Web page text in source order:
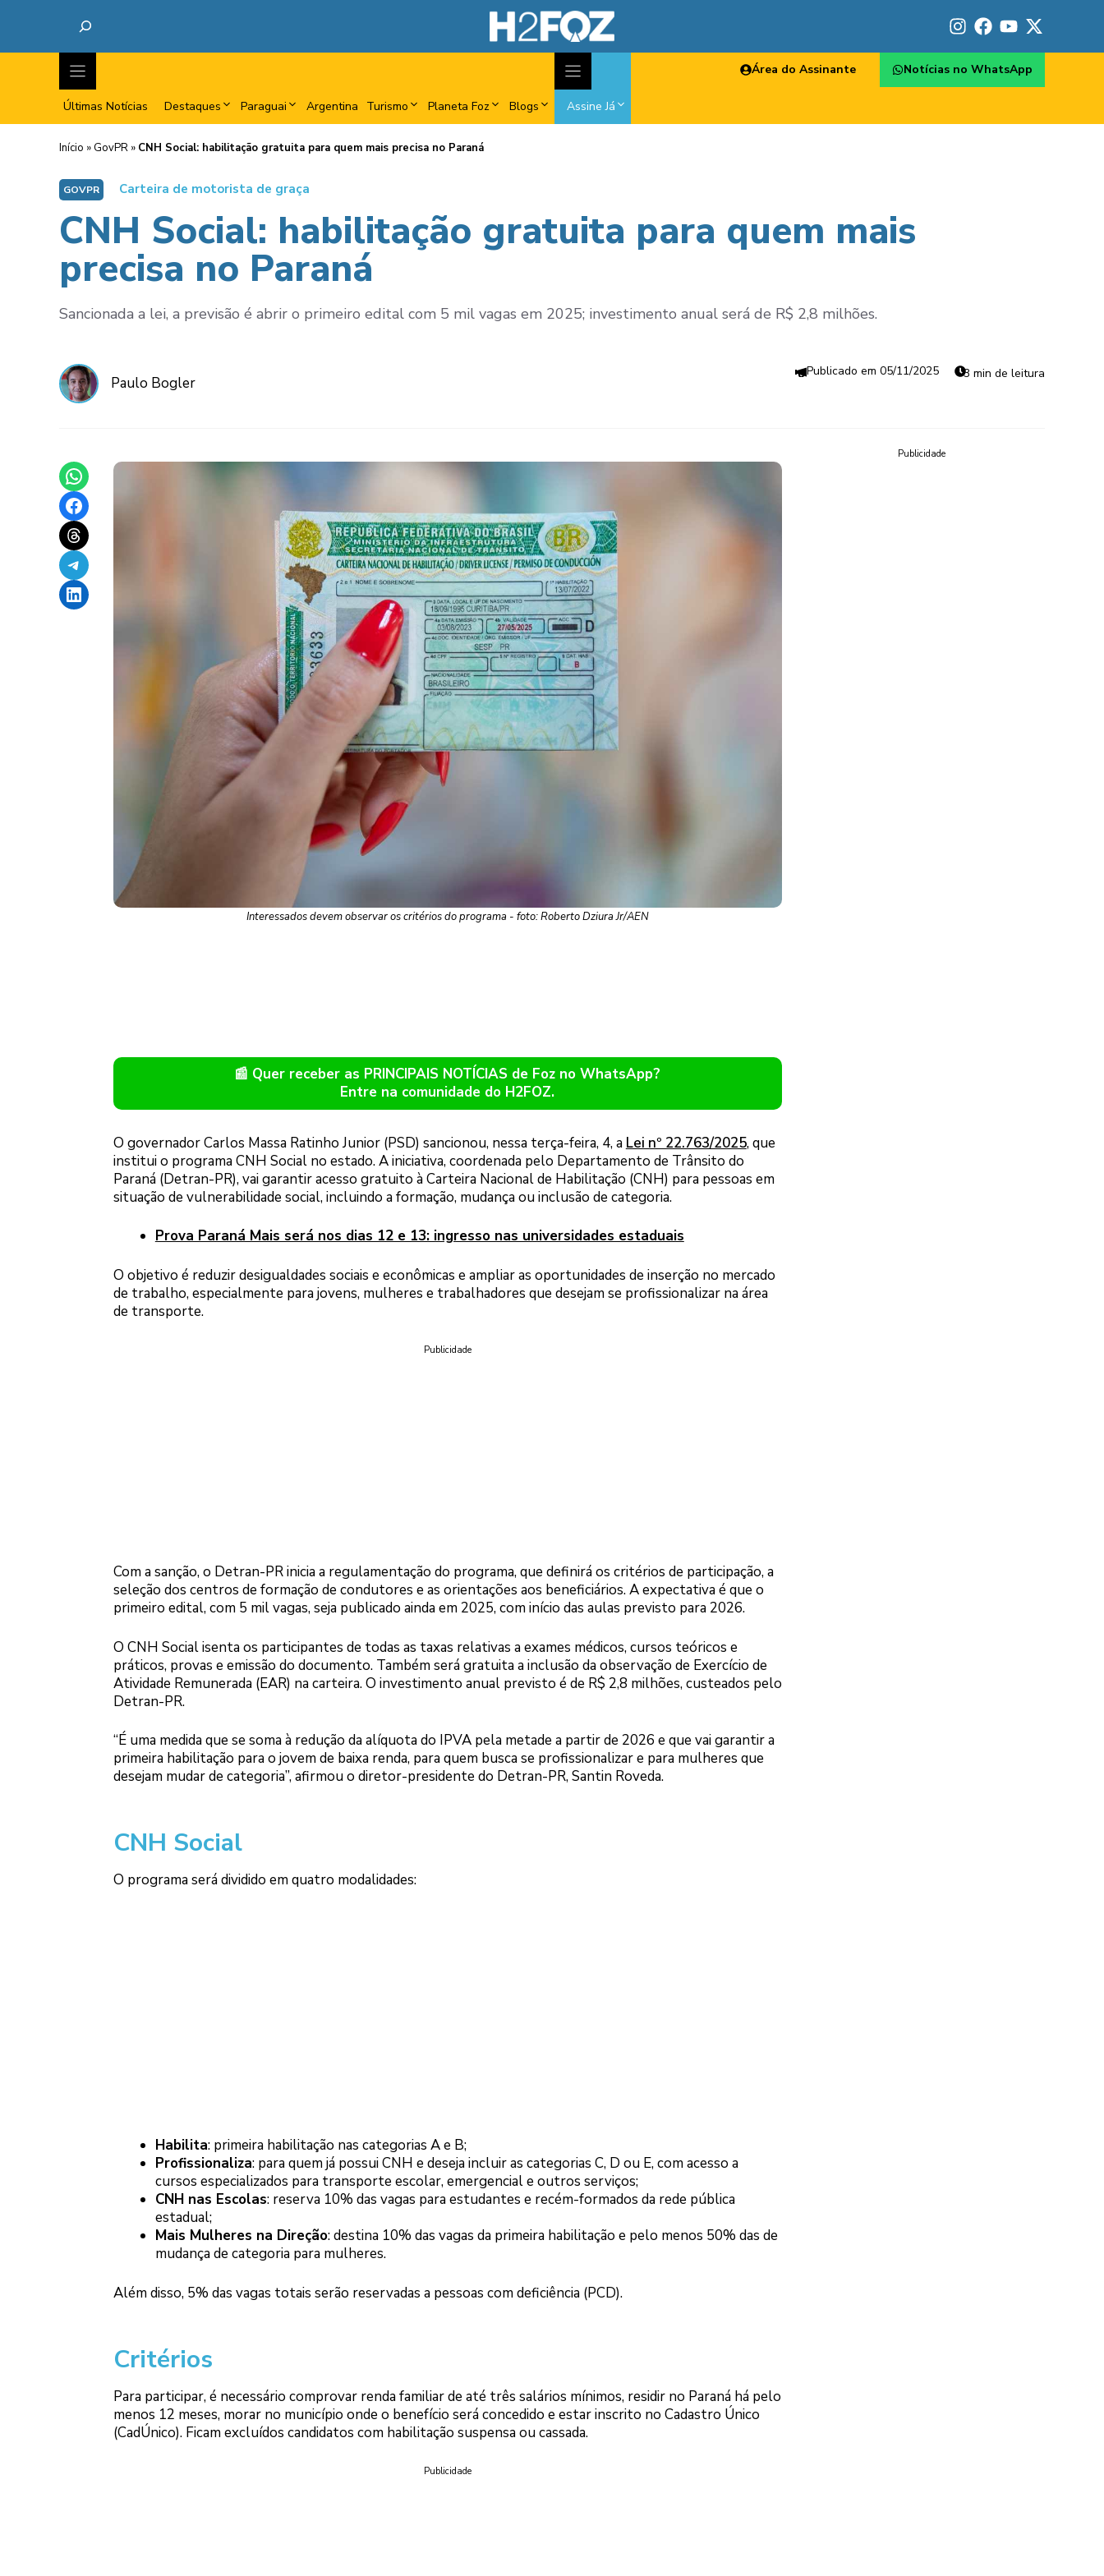
Últimas Notícias Destaques Paraguai Argentina Turismo Planeta Foz Blogs Assine Já
Área do Assinante Notícias no WhatsApp
Início » GovPR » CNH Social: habilitação gratuita para quem mais precisa no Paraná
GOVPR Carteira de motorista de graça
CNH Social: habilitação gratuita para quem mais
precisa no Paraná
Sancionada a lei, a previsão é abrir o primeiro edital com 5 mil vagas em 2025; investimento anual será de R$ 2,8 milhões.
Paulo Bogler
05/11/2025 3 min de leitura
Share on WhatsApp
Share on Facebook
Share on Threads
Share on Telegram
Share on LinkedIn
Interessados devem observar os critérios do programa - foto: Roberto Dziura Jr/AEN
📰 Quer receber as PRINCIPAIS NOTÍCIAS de Foz no WhatsApp?
Entre na comunidade do H2FOZ.
O governador Carlos Massa Ratinho Junior (PSD) sancionou, nessa terça-feira, 4, a Lei nº 22.763/2025, que
institui o programa CNH Social no estado. A iniciativa, coordenada pelo Departamento de Trânsito do
Paraná (Detran-PR), vai garantir acesso gratuito à Carteira Nacional de Habilitação (CNH) para pessoas em
situação de vulnerabilidade social, incluindo a formação, mudança ou inclusão de categoria.
Prova Paraná Mais será nos dias 12 e 13: ingresso nas universidades estaduais
O objetivo é reduzir desigualdades sociais e econômicas e ampliar as oportunidades de inserção no mercado
de trabalho, especialmente para jovens, mulheres e trabalhadores que desejam se profissionalizar na área
de transporte.
Publicidade
Com a sanção, o Detran-PR inicia a regulamentação do programa, que definirá os critérios de participação, a
seleção dos centros de formação de condutores e as orientações aos beneficiários. A expectativa é que o
primeiro edital, com 5 mil vagas, seja publicado ainda em 2025, com início das aulas previsto para 2026.
O CNH Social isenta os participantes de todas as taxas relativas a exames médicos, cursos teóricos e
práticos, provas e emissão do documento. Também será gratuita a inclusão da observação de Exercício de
Atividade Remunerada (EAR) na carteira. O investimento anual previsto é de R$ 2,8 milhões, custeados pelo
Detran-PR.
“É uma medida que se soma à redução da alíquota do IPVA pela metade a partir de 2026 e que vai garantir a
primeira habilitação para o jovem de baixa renda, para quem busca se profissionalizar e para mulheres que
desejam mudar de categoria”, afirmou o diretor-presidente do Detran-PR, Santin Roveda.
CNH Social
O programa será dividido em quatro modalidades:
Habilita: primeira habilitação nas categorias A e B;
Profissionaliza: para quem já possui CNH e deseja incluir as categorias C, D ou E, com acesso a
cursos especializados para transporte escolar, emergencial e outros serviços;
CNH nas Escolas: reserva 10% das vagas para estudantes e recém-formados da rede pública
estadual;
Mais Mulheres na Direção: destina 10% das vagas da primeira habilitação e pelo menos 50% das de
mudança de categoria para mulheres.
Além disso, 5% das vagas totais serão reservadas a pessoas com deficiência (PCD).
Critérios
Para participar, é necessário comprovar renda familiar de até três salários mínimos, residir no Paraná há pelo
menos 12 meses, morar no município onde o benefício será concedido e estar inscrito no Cadastro Único
(CadÚnico). Ficam excluídos candidatos com habilitação suspensa ou cassada.
Publicidade
Publicidade